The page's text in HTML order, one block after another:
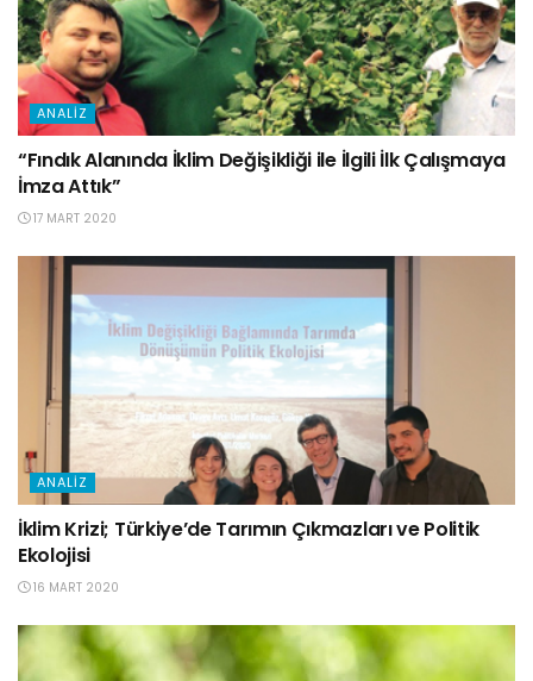
ANALIZ
“Fındık Alanında İklim Değişikliği ile İlgili İlk Çalışmaya
İmza Attık”
17 MART 2020
ANALIZ
İklim Krizi; Türkiye’de Tarımın Çıkmazları ve Politik
Ekolojisi
16 MART 2020